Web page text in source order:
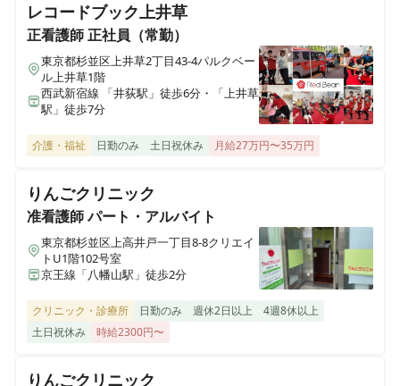
准看護師 正社員（常勤）
【実働7時間】「自分や自分の家族を安心して預けられ
る病院を目指します」医療療養型の病院です✨
正看護師 正社員（常勤）
※夜勤専従※【月9ｰ10回勤務】「自分や自分の家族を安
です✨
正看護師 パート・アルバイト
※非常勤※【勤務日数相談可◎】「自分や自分の家族を
安心して預けられる病院を目指します」医療療養型の病
院です✨
レコードブック上井草
正看護師正社員（常勤）
東京都杉並区上井草2丁目43-4パルクベー
ル上井草1階
西武新宿線 「井荻駅」徒歩6分・「上井草
駅」徒歩7分
介護・福祉 日勤のみ 土日祝休み 月給27万円〜35万円
りんごクリニック
准看護師パート・アルバイト
東京都杉並区上高井戸一丁目8-8クリエイ
トU1階102号室
京王線「八幡山駅」徒歩2分
クリニック・診療所 日勤のみ 週休2日以上
4週8休以上
土日祝休み
時給2300円〜
りんごクリニック